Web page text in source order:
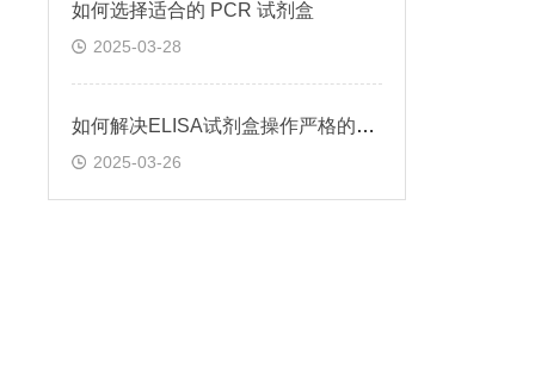
如何选择适合的 PCR 试剂盒
2025-03-28
如何解决ELISA试剂盒操作严格的问题
2025-03-26